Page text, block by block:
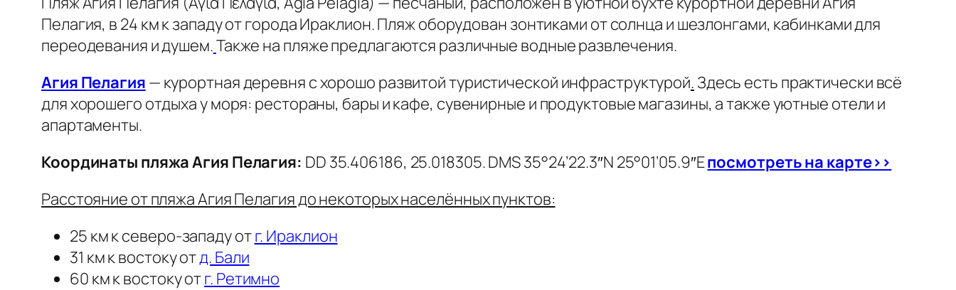
Пелагия, в 24 км к западу от города Ираклион. Пляж оборудован зонтиками от солнца и шезлонгами, кабинками для
переодевания и душем.Также на пляже предлагаются различные водные развлечения.
Агия Пелагия — курортная деревня с хорошо развитой туристической инфраструктурой. Здесь есть практически всё
для хорошего отдыха у моря: рестораны, бары и кафе, сувенирные и продуктовые магазины, а также уютные отели и
апартаменты.
Координаты пляжа Агия Пелагия: DD 35.406186, 25.018305. DMS 35°24’22.3″N 25°01’05.9″Eпосмотреть на карте>>
Расстояние от пляжа Агия Пелагия до некоторых населённых пунктов:
25 км к северо-западу отг. Ираклион
31 км к востоку отд. Бали
60 км к востоку отг. Ретимно